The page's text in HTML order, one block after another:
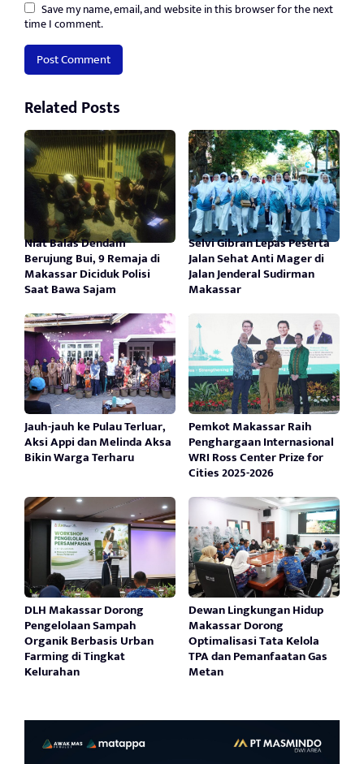
Save my name, email, and website in this browser for the next
time I comment.
Related Posts
Niat Balas Dendam
Berujung Bui, 9 Remaja di
Makassar Diciduk Polisi
Saat Bawa Sajam
Selvi Gibran Lepas Peserta
Jalan Sehat Anti Mager di
Jalan Jenderal Sudirman
Makassar
Jauh-jauh ke Pulau Terluar,
Aksi Appi dan Melinda Aksa
Bikin Warga Terharu
Pemkot Makassar Raih
Penghargaan Internasional
WRI Ross Center Prize for
Cities 2025-2026
DLH Makassar Dorong
Pengelolaan Sampah
Organik Berbasis Urban
Farming di Tingkat
Kelurahan
Dewan Lingkungan Hidup
Makassar Dorong
Optimalisasi Tata Kelola
TPA dan Pemanfaatan Gas
Metan